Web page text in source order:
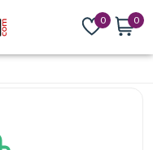
0 0